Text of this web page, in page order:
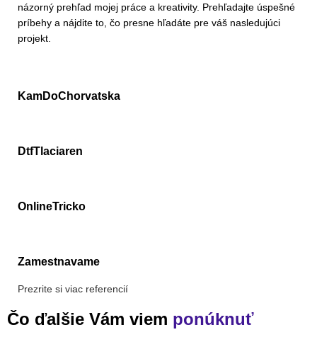
názorný prehľad mojej práce a kreativity. Prehľadajte úspešné
príbehy a nájdite to, čo presne hľadáte pre váš nasledujúci
projekt.
KamDoChorvatska
DtfTlaciaren
OnlineTricko
Zamestnavame
Prezrite si viac referencií
Čo ďalšie Vám viem ponúknuť